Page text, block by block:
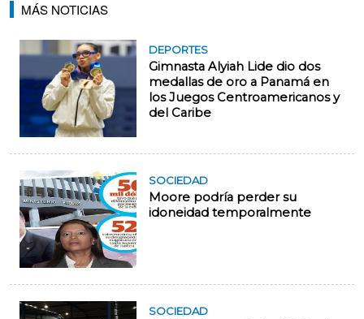
MÁS NOTICIAS
DEPORTES
Gimnasta Alyiah Lide dio dos
medallas de oro a Panamá en
los Juegos Centroamericanos y
del Caribe
SOCIEDAD
Moore podría perder su
idoneidad temporalmente
SOCIEDAD